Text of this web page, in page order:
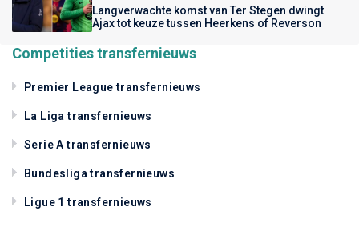
Langverwachte komst van Ter Stegen dwingt
Ajax tot keuze tussen Heerkens of Reverson
Competities transfernieuws
Premier League transfernieuws
La Liga transfernieuws
Serie A transfernieuws
Bundesliga transfernieuws
Ligue 1 transfernieuws